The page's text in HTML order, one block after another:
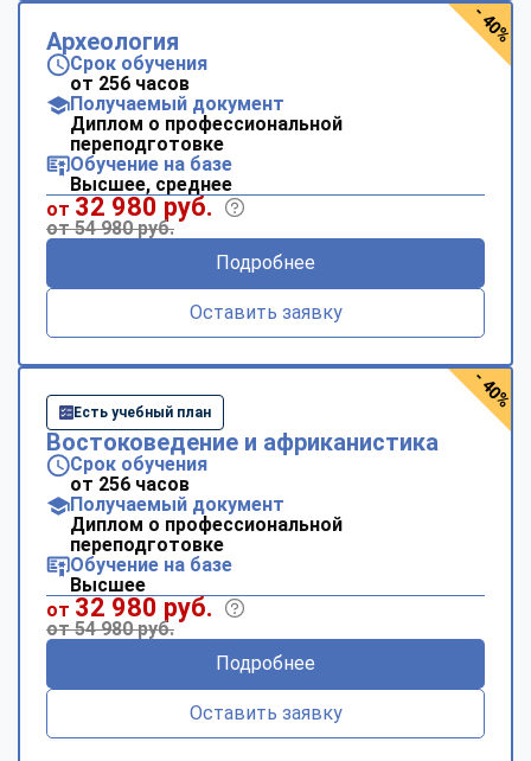
Археология
Срок обучения
от 256 часов
Получаемый документ
Диплом о профессиональной
переподготовке
Обучение на базе
Высшее, среднее
от 32 980 руб.
от 54 980 руб.
Подробнее
Оставить заявку
- 40%
Есть учебный план
Востоковедение и африканистика
Срок обучения
от 256 часов
Получаемый документ
Диплом о профессиональной
переподготовке
Обучение на базе
Высшее
от 32 980 руб.
от 54 980 руб.
Подробнее
Оставить заявку
- 40%